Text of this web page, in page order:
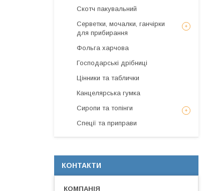
Скотч пакувальний
Серветки, мочалки, ганчірки
для прибирання
Фольга харчова
Господарські дрібниці
Цінники та таблички
Канцелярська гумка
Сиропи та топінги
Спеції та приправи
КОНТАКТИ